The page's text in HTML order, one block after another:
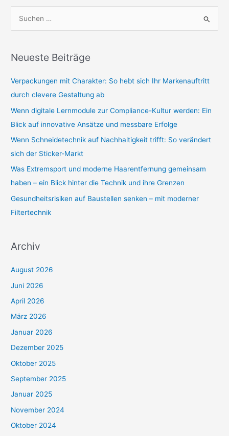
h
h
:
Neueste Beiträge
Verpackungen mit Charakter: So hebt sich Ihr Markenauftritt
durch clevere Gestaltung ab
Wenn digitale Lernmodule zur Compliance-Kultur werden: Ein
Blick auf innovative Ansätze und messbare Erfolge
Wenn Schneidetechnik auf Nachhaltigkeit trifft: So verändert
sich der Sticker-Markt
Was Extremsport und moderne Haarentfernung gemeinsam
haben – ein Blick hinter die Technik und ihre Grenzen
Gesundheitsrisiken auf Baustellen senken – mit moderner
Filtertechnik
Archiv
August 2026
Juni 2026
April 2026
März 2026
Januar 2026
Dezember 2025
Oktober 2025
September 2025
Januar 2025
November 2024
Oktober 2024